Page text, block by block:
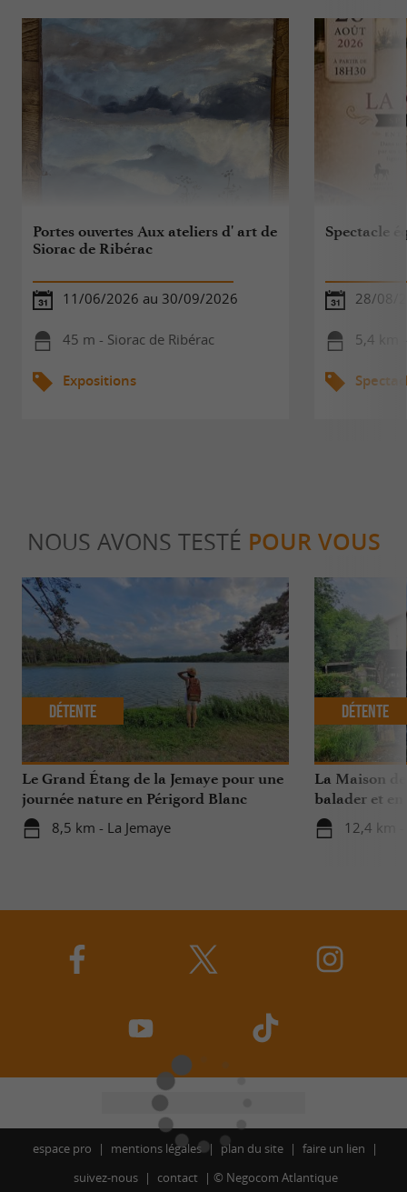
Portes ouvertes Aux ateliers d' art de
Siorac de Ribérac
11/06/2026 au 30/09/2026
45 m - Siorac de Ribérac
Expositions
Spectacle
28/08/
5,4 km
NOUS AVONS TESTÉ POUR VOUS
Le Grand Étang de la Jemaye pour une
journée nature en Périgord Blanc
8,5 km - La Jemaye
Détente
La Maison
balader et en
rivière
12,4 km
Détente
espace pro mentions légales plan du site
faire un lien
suivez-nous
contact © Negocom Atlantique